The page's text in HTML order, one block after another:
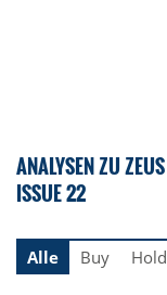
ANALYSEN ZU
ISSUE 22
Alle
Buy Hold